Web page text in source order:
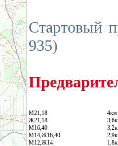
Стартовый
935)
М21,18
4км
Ж21,18
М16,40
М14,Ж16,40
М12,Ж14